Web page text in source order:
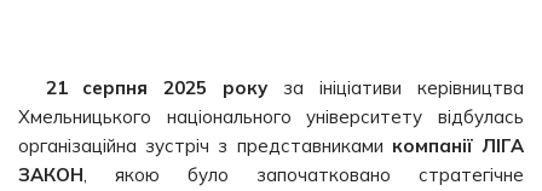
21 серпня 2025 року за ініціативи керівництва
Хмельницького національного університету відбулась
організаційна зустріч з представниками компанії ЛІГА
ЗАКОН, якою було започатковано стратегічне